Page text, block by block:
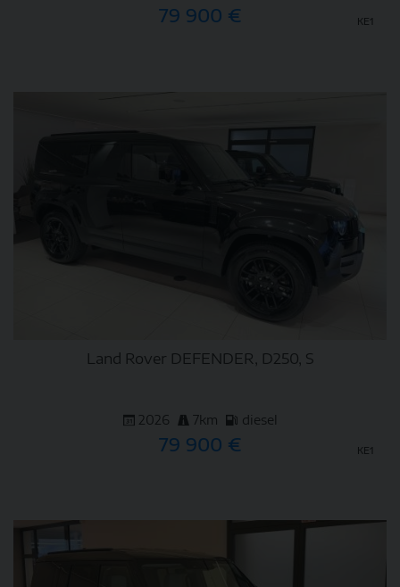
79 900 € KE1
Land Rover DEFENDER, D250, S
2026 7km diesel
79 900 € KE1